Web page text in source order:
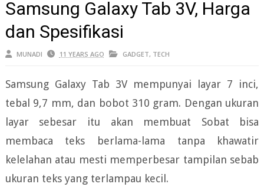
Samsung Galaxy Tab 3V, Harga
dan Spesifikasi
MUNADI 11 YEARS AGO GADGET, TECH
Samsung Galaxy Tab 3V mempunyai layar 7 inci,
tebal 9,7 mm, dan bobot 310 gram. Dengan ukuran
layar sebesar itu akan membuat Sobat bisa
membaca teks berlama-lama tanpa khawatir
kelelahan atau mesti memperbesar tampilan sebab
ukuran teks yang terlampau kecil.